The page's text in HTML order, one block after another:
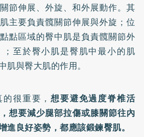
節伸展、外旋、和外展動作。其
主要負責髖關節伸展與外旋；位
點區域的臀中肌是負責髖關節外
至於臀小肌是臀肌中最小的肌
肌與臀大肌的作用。
的很重要，想要避免過度脊椎活
想要減少腿部拉傷或膝關節往內
進良好姿勢，都應該鍛鍊臀肌。